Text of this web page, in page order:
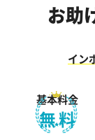
お助
イン
基本料金
無料